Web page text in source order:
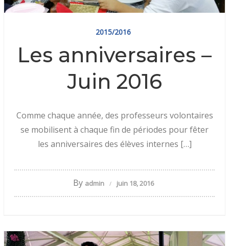
2015/2016
Les anniversaires –
Juin 2016
Comme chaque année, des professeurs volontaires
se mobilisent à chaque fin de périodes pour fêter
les anniversaires des élèves internes […]
By admin juin 18, 2016